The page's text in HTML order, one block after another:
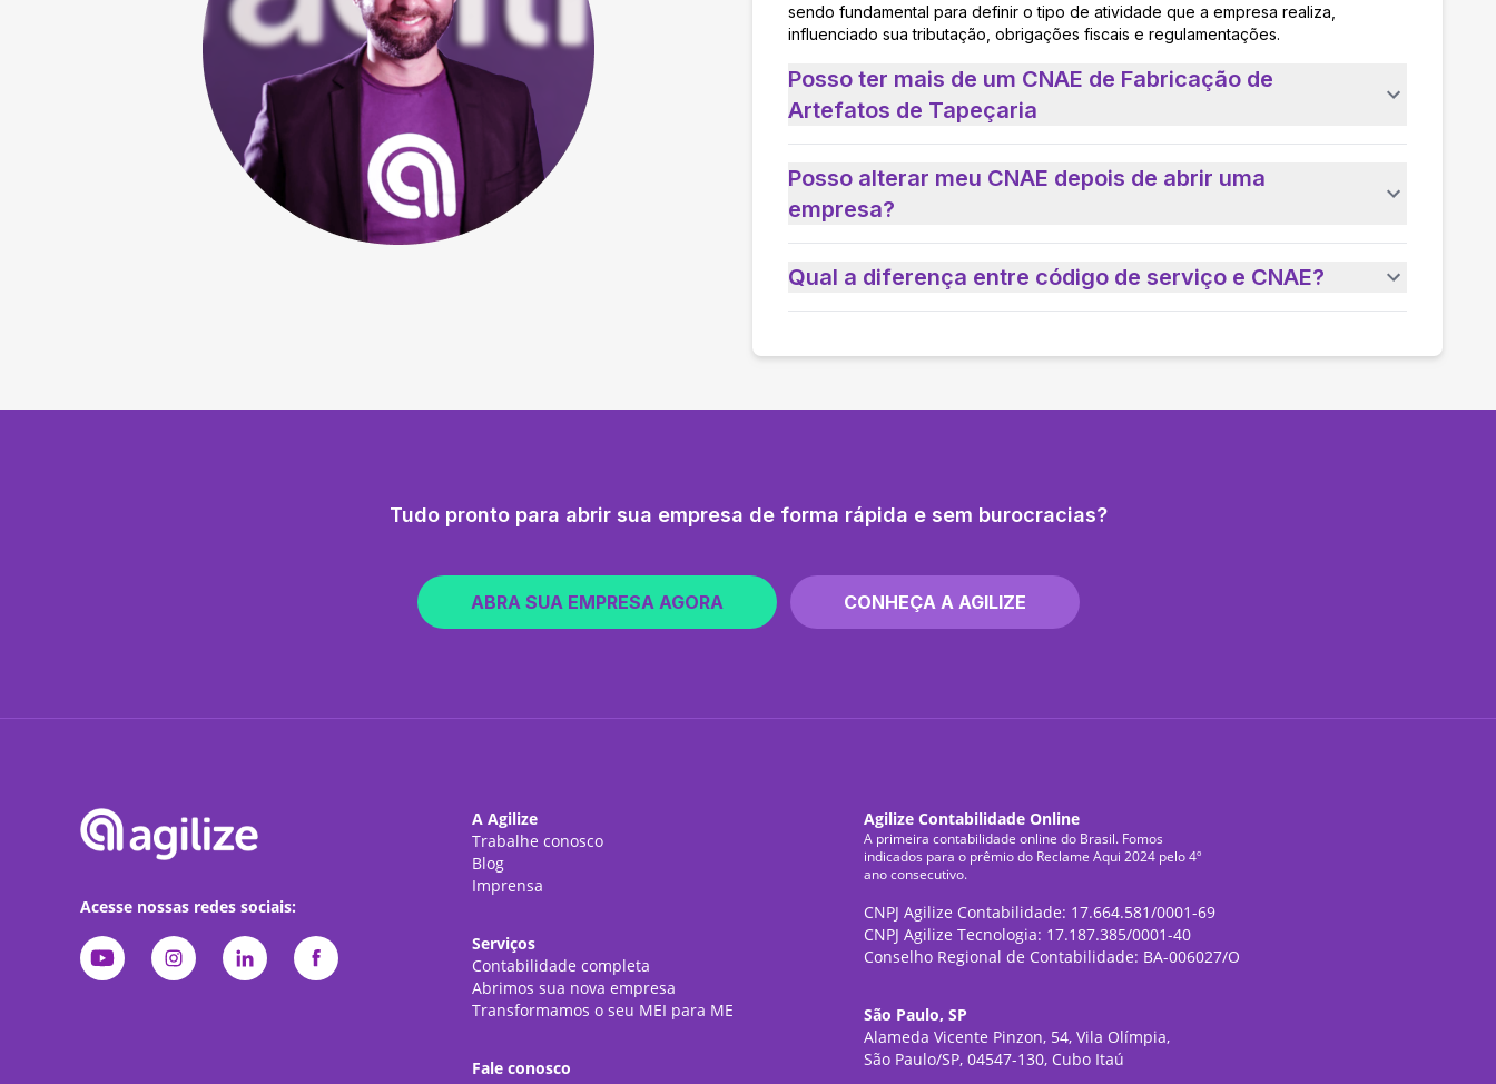
sendo fundamental para definir o tipo de atividade que a empresa realiza,
influenciado sua tributação, obrigações fiscais e regulamentações.
Posso ter mais de um CNAE de Fabricação de
Artefatos de Tapeçaria
Posso alterar meu CNAE depois de abrir uma
empresa?
Qual a diferença entre código de serviço e CNAE?
Tudo pronto para abrir sua empresa de forma rápida e sem burocracias?
ABRA SUA EMPRESA AGORA CONHEÇA A AGILIZE
Acesse nossas redes sociais:
A Agilize
Trabalhe conosco
Blog
Imprensa
Serviços
Contabilidade completa
Abrimos sua nova empresa
Transformamos o seu MEI para ME
Fale conosco
Agilize Contabilidade Online
A primeira contabilidade online do Brasil. Fomos
indicados para o prêmio do Reclame Aqui 2024 pelo 4º
ano consecutivo.
CNPJ Agilize Contabilidade: 17.664.581/0001-69
CNPJ Agilize Tecnologia: 17.187.385/0001-40
Conselho Regional de Contabilidade: BA-006027/O
São Paulo, SP
Alameda Vicente Pinzon, 54, Vila Olímpia,
São Paulo/SP, 04547-130, Cubo Itaú